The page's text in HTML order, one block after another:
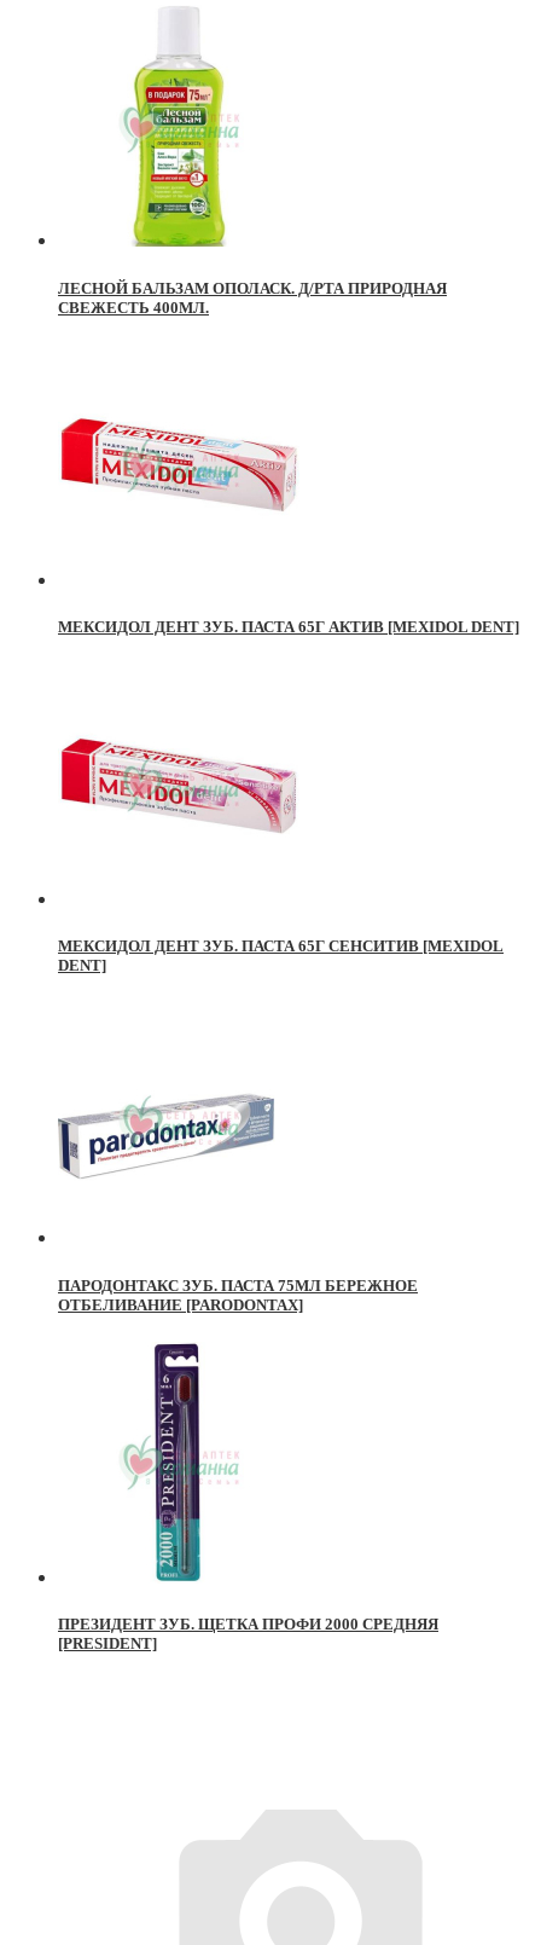
ЛЕСНОЙ БАЛЬЗАМ ОПОЛАСК. Д/РТА ПРИРОДНАЯ
СВЕЖЕСТЬ 400МЛ.
МЕКСИДОЛ ДЕНТ ЗУБ. ПАСТА 65Г АКТИВ [MEXIDOL DENT]
МЕКСИДОЛ ДЕНТ ЗУБ. ПАСТА 65Г СЕНСИТИВ [MEXIDOL
DENT]
ПАРОДОНТАКС ЗУБ. ПАСТА 75МЛ БЕРЕЖНОЕ
ОТБЕЛИВАНИЕ [PARODONTAX]
ПРЕЗИДЕНТ ЗУБ. ЩЕТКА ПРОФИ 2000 СРЕДНЯЯ
[PRESIDENT]